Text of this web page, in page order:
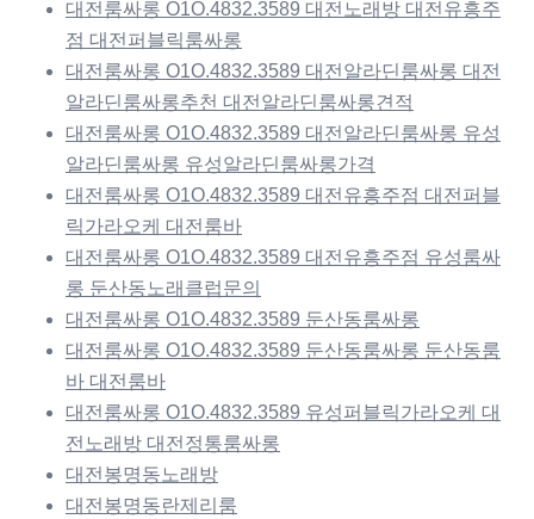
대전룸싸롱 O1O.4832.3589 대전노래방 대전유흥주
점 대전퍼블릭룸싸롱
대전룸싸롱 O1O.4832.3589 대전알라딘룸싸롱 대전
알라딘룸싸롱추천 대전알라딘룸싸롱견적
대전룸싸롱 O1O.4832.3589 대전알라딘룸싸롱 유성
알라딘룸싸롱 유성알라딘룸싸롱가격
대전룸싸롱 O1O.4832.3589 대전유흥주점 대전퍼블
릭가라오케 대전룸바
대전룸싸롱 O1O.4832.3589 대전유흥주점 유성룸싸
롱 둔산동노래클럽문의
대전룸싸롱 O1O.4832.3589 둔산동룸싸롱
대전룸싸롱 O1O.4832.3589 둔산동룸싸롱 둔산동룸
바 대전룸바
대전룸싸롱 O1O.4832.3589 유성퍼블릭가라오케 대
전노래방 대전정통룸싸롱
대전봉명동노래방
대전봉명동란제리룸